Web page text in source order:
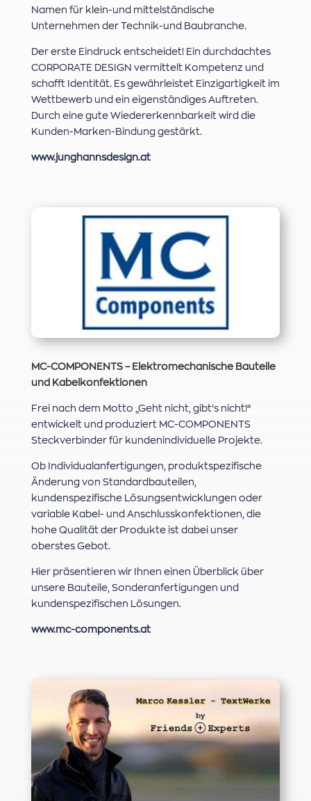
Namen für klein-und mittelständische
Unternehmen der Technik-und Baubranche.
Der erste Eindruck entscheidet! Ein durchdachtes
CORPORATE DESIGN vermittelt Kompetenz und
schafft Identität. Es gewährleistet Einzigartigkeit im
Wettbewerb und ein eigenständiges Auftreten.
Durch eine gute Wiedererkennbarkeit wird die
Kunden-Marken-Bindung gestärkt.
www.junghannsdesign.at
MC-COMPONENTS – Elektromechanische Bauteile
und Kabelkonfektionen
Frei nach dem Motto „Geht nicht, gibt’s nicht!“
entwickelt und produziert MC-COMPONENTS
Steckverbinder für kundenindividuelle Projekte.
Ob Individualanfertigungen, produktspezifische
Änderung von Standardbauteilen,
kundenspezifische Lösungsentwicklungen oder
variable Kabel- und Anschlusskonfektionen, die
hohe Qualität der Produkte ist dabei unser
oberstes Gebot.
Hier präsentieren wir Ihnen einen Überblick über
unsere Bauteile, Sonderanfertigungen und
kundenspezifischen Lösungen.
www.mc-components.at